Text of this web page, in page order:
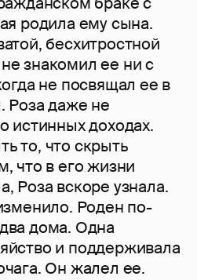
родила ему сына.
бесхитростной
знакомил ее ни с
не посвящал ее в
Роза даже не
истинных доходах.
то, что скрыть
что в его жизни
Роза вскоре узнала.
Роден по-
дома. Одна
и поддерживала
Он жалел ее.